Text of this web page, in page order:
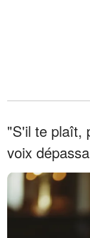
"S'il te plaît,
voix